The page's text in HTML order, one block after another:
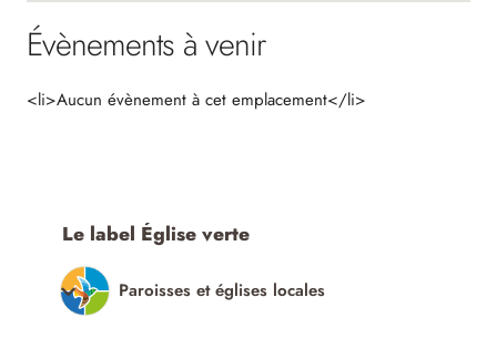
Le label Église verte
Paroisses et églises locales
Évènements à venir
<li>Aucun évènement à cet emplacement</li>